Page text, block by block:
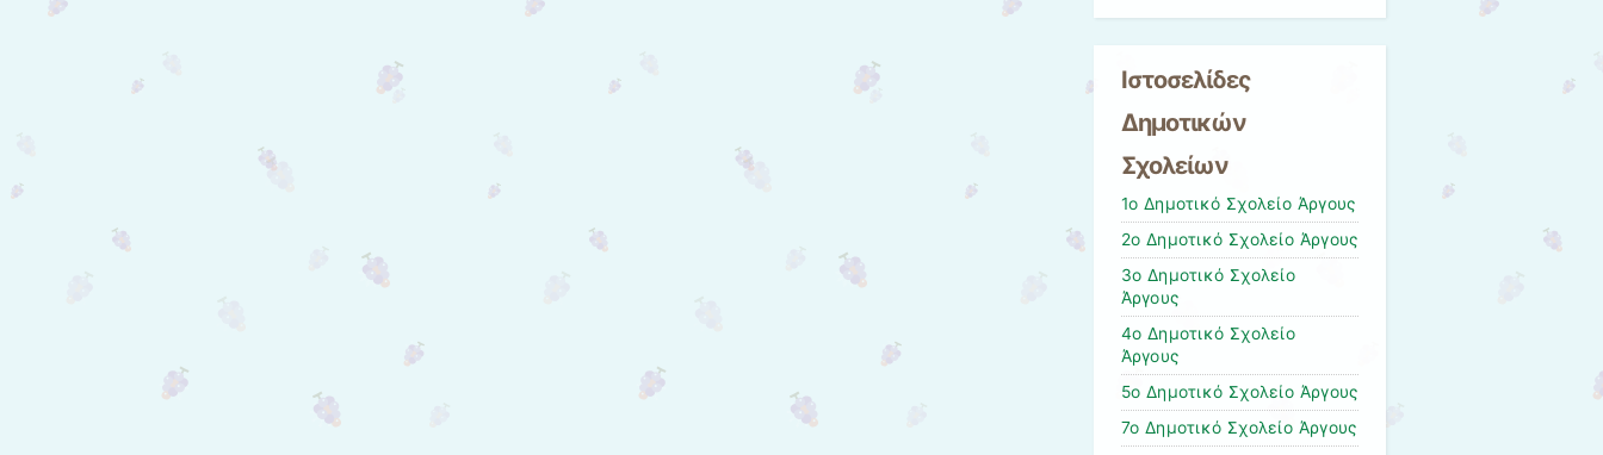
Ιστοσελίδες
Δημοτικών
Σχολείων
1ο Δημοτικό Σχολείο Άργους
2ο Δημοτικό Σχολείο Άργους
3ο Δημοτικό Σχολείο
Άργους
4ο Δημοτικό Σχολείο
Άργους
5ο Δημοτικό Σχολείο Άργους
7ο Δημοτικό Σχολείο Άργους